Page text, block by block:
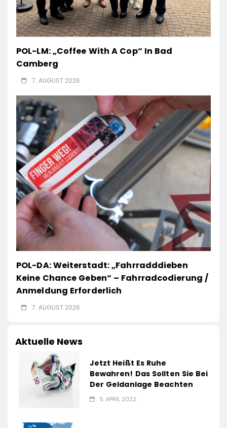
POL-LM: „Coffee With A Cop“ In Bad
Camberg
7. AUGUST 2026
POL-DA: Weiterstadt: „Fahrradddieben
Keine Chance Geben“ – Fahrradcodierung /
Anmeldung Erforderlich
7. AUGUST 2026
Aktuelle News
Jetzt Heißt Es Ruhe
Bewahren! Das Sollten Sie Bei
Der Geldanlage Beachten
5. APRIL 2022